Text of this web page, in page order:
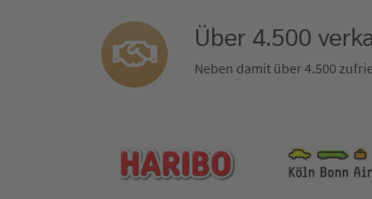
Über 4.500
Neben damit über 4.500